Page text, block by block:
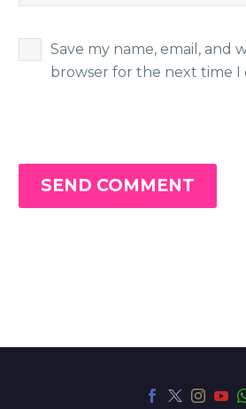
Save my name, email, and
browser for the next time I
SEND COMMENT